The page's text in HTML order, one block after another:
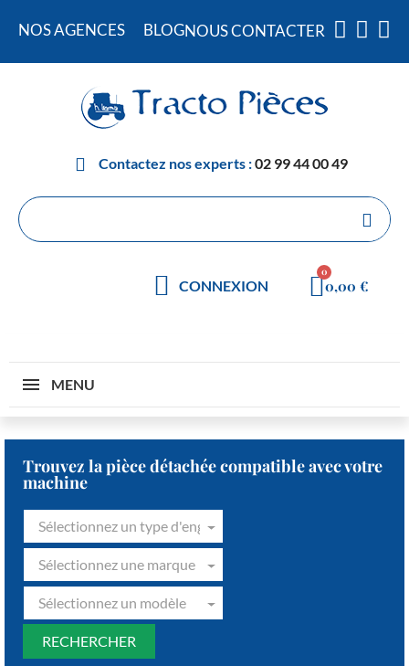
NOS AGENCES BLOGNOUS CONTACTER
Contactez nos experts :02 99 44 00 49
CONNEXION 0,00 €
MENU
Trouvez la pièce détachée compatible avec votre
machine
Sélectionnez un type d'engin
Sélectionnez une marque
Sélectionnez un modèle